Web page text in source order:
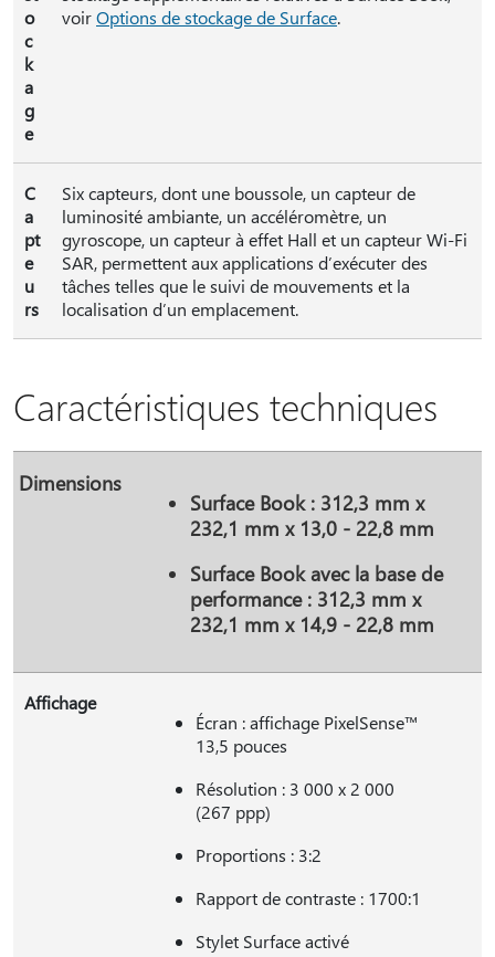
o
c
k
a
g
e
voirOptions de stockage de Surface.
C
a
pt
e
u
rs
Six capteurs, dont une boussole, un capteur de
luminosité ambiante, un accéléromètre, un
gyroscope, un capteur à effet Hall et un capteur Wi-Fi
SAR, permettent aux applications d’exécuter des
tâches telles que le suivi de mouvements et la
localisation d’un emplacement.
Caractéristiques techniques
Dimensions
Surface Book : 312,3 mm x
232,1 mm x 13,0 - 22,8 mm
Surface Book avec la base de
performance : 312,3 mm x
232,1 mm x 14,9 - 22,8 mm
Affichage
Écran : affichage PixelSense™
13,5 pouces
Résolution : 3 000 x 2 000
(267 ppp)
Proportions : 3:2
Rapport de contraste : 1700:1
Stylet Surface activé